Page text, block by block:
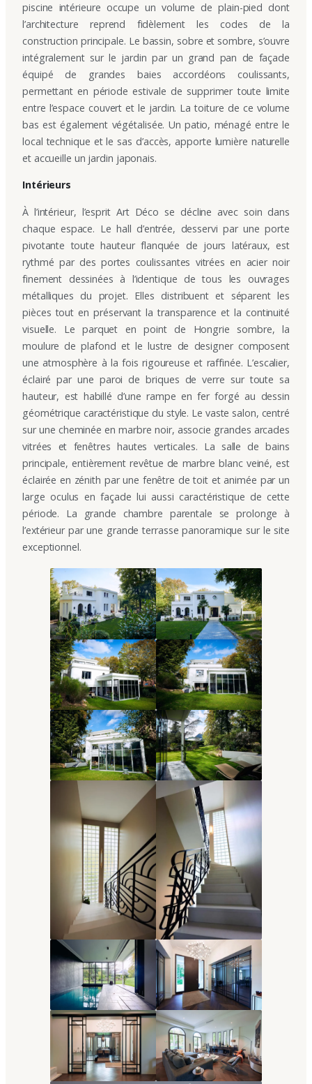
piscine intérieure occupe un volume de plain-pied dont
l’architecture reprend fidèlement les codes de la
construction principale. Le bassin, sobre et sombre, s’ouvre
intégralement sur le jardin par un grand pan de façade
équipé de grandes baies accordéons coulissants,
permettant en période estivale de supprimer toute limite
entre l’espace couvert et le jardin. La toiture de ce volume
bas est également végétalisée. Un patio, ménagé entre le
local technique et le sas d’accès, apporte lumière naturelle
et accueille un jardin japonais.
Intérieurs
À l’intérieur, l’esprit Art Déco se décline avec soin dans
chaque espace. Le hall d’entrée, desservi par une porte
pivotante toute hauteur flanquée de jours latéraux, est
rythmé par des portes coulissantes vitrées en acier noir
finement dessinées à l’identique de tous les ouvrages
métalliques du projet. Elles distribuent et séparent les
pièces tout en préservant la transparence et la continuité
visuelle. Le parquet en point de Hongrie sombre, la
moulure de plafond et le lustre de designer composent
une atmosphère à la fois rigoureuse et raffinée. L’escalier,
éclairé par une paroi de briques de verre sur toute sa
hauteur, est habillé d’une rampe en fer forgé au dessin
géométrique caractéristique du style. Le vaste salon, centré
sur une cheminée en marbre noir, associe grandes arcades
vitrées et fenêtres hautes verticales. La salle de bains
principale, entièrement revêtue de marbre blanc veiné, est
éclairée en zénith par une fenêtre de toit et animée par un
large oculus en façade lui aussi caractéristique de cette
période. La grande chambre parentale se prolonge à
l’extérieur par une grande terrasse panoramique sur le site
exceptionnel.